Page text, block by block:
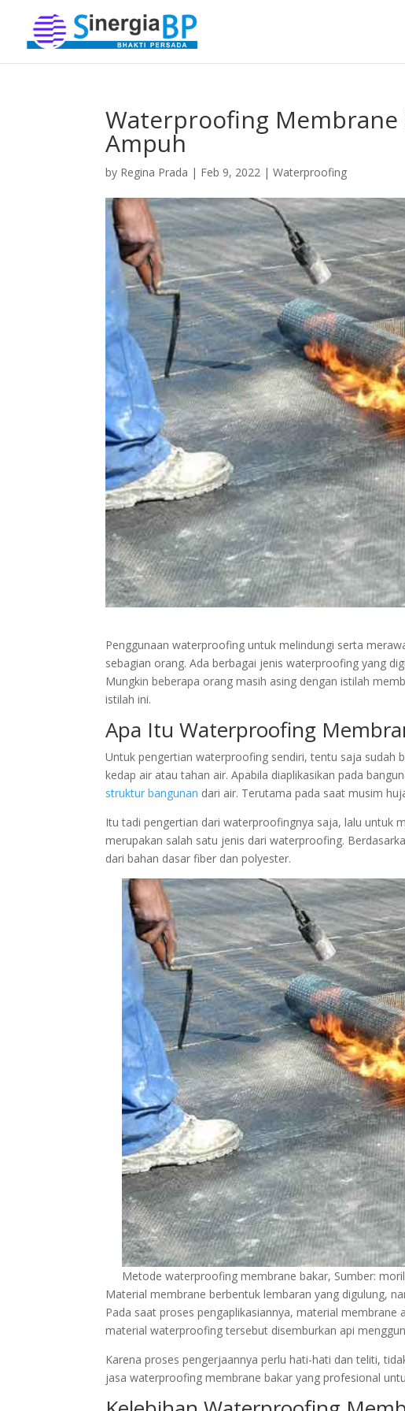
Waterproofing Membrane
Ampuh
by Regina Prada | Feb 9, 2022 |Waterproofing
Penggunaan waterproofing untuk melindungi serta
sebagian orang. Ada berbagai jenis waterproofing yang
Mungkin beberapa orang masih asing dengan istilah
istilah ini.
Apa Itu Waterproofing
Untuk pengertian waterproofing sendiri, tentu saja sudah
kedap air atau tahan air. Apabila diaplikasikan pada
struktur bangunan dari air. Terutama pada saat musim
Itu tadi pengertian dari waterproofingnya saja, lalu untuk
merupakan salah satu jenis dari waterproofing.
dari bahan dasar fiber dan polyester.
Metode waterproofing membrane bakar, Sumber:
Material membrane berbentuk lembaran yang digulung,
Pada saat proses pengaplikasiannya, material membrane
material waterproofing tersebut disemburkan api
Karena proses pengerjaannya perlu hati-hati dan teliti,
jasa waterproofing membrane bakar yang profesional